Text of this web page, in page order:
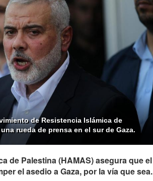
de Resistencia Islámica de
rueda de prensa en el sur de Gaza.
de Palestina (HAMAS) asegura que el
el asedio a Gaza, por la vía que sea.